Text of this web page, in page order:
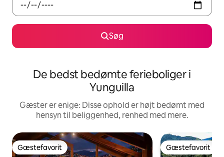
Søg
De bedst bedømte ferieboliger i
Yunguilla
Gæster er enige: Disse ophold er højt bedømt med
hensyn til beliggenhed, renhed med mere.
Gæstefavorit
Gæstefavorit Gæstefavorit
Gæstefavorit